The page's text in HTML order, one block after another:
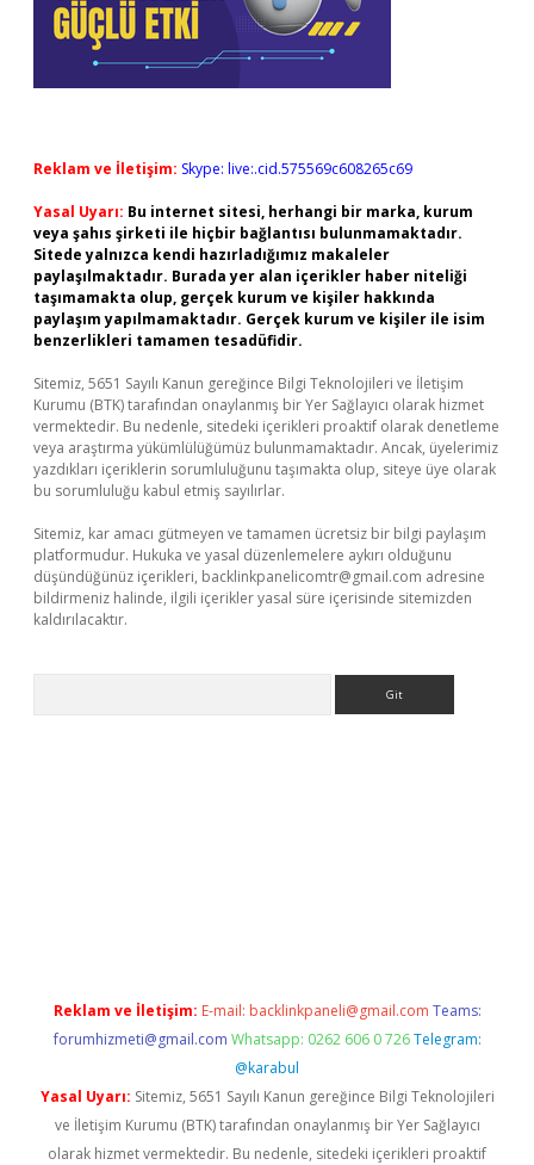
Reklam ve İletişim: Skype: live:.cid.575569c608265c69
Yasal Uyarı: Bu internet sitesi, herhangi bir marka, kurum
veya şahıs şirketi ile hiçbir bağlantısı bulunmamaktadır.
Sitede yalnızca kendi hazırladığımız makaleler
paylaşılmaktadır. Burada yer alan içerikler haber niteliği
taşımamakta olup, gerçek kurum ve kişiler hakkında
paylaşım yapılmamaktadır. Gerçek kurum ve kişiler ile isim
benzerlikleri tamamen tesadüfidir.
Sitemiz, 5651 Sayılı Kanun gereğince Bilgi Teknolojileri ve İletişim
Kurumu (BTK) tarafından onaylanmış bir Yer Sağlayıcı olarak hizmet
vermektedir. Bu nedenle, sitedeki içerikleri proaktif olarak denetleme
veya araştırma yükümlülüğümüz bulunmamaktadır. Ancak, üyelerimiz
yazdıkları içeriklerin sorumluluğunu taşımakta olup, siteye üye olarak
bu sorumluluğu kabul etmiş sayılırlar.
Sitemiz, kar amacı gütmeyen ve tamamen ücretsiz bir bilgi paylaşım
platformudur. Hukuka ve yasal düzenlemelere aykırı olduğunu
düşündüğünüz içerikleri, backlinkpanelicomtr@gmail.com adresine
bildirmeniz halinde, ilgili içerikler yasal süre içerisinde sitemizden
kaldırılacaktır.
Reklam ve İletişim: E-mail: backlinkpaneli@gmail.com Teams:
forumhizmeti@gmail.com Whatsapp: 0262 606 0 726 Telegram:
@karabul
Yasal Uyarı: Sitemiz, 5651 Sayılı Kanun gereğince Bilgi Teknolojileri
ve İletişim Kurumu (BTK) tarafından onaylanmış bir Yer Sağlayıcı
olarak hizmet vermektedir. Bu nedenle, sitedeki içerikleri proaktif